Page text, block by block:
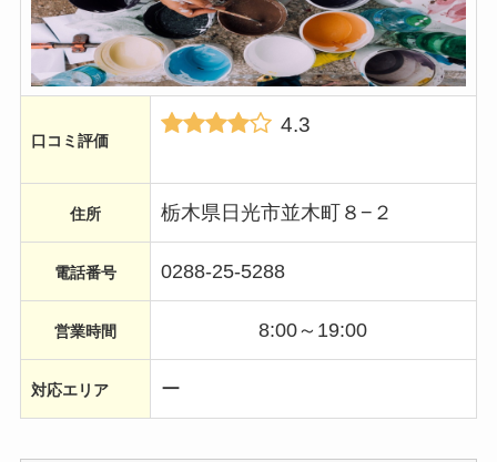
口コミ評価
4.3
住所 栃木県日光市並木町８−２
電話番号 0288-25-5288
営業時間 8:00～19:00
対応エリア ー